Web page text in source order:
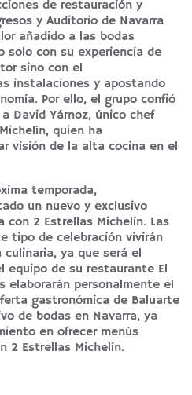
de restauración y
y Auditorio de Navarra
añadido a las bodas
solo con su experiencia de
sino con el
instalaciones y apostando
Por ello, el grupo confió
David Yárnoz, único chef
quien ha
visión de la alta cocina en el
temporada,
un nuevo y exclusivo
con 2 Estrellas Michelín. Las
tipo de celebración vivirán
ya que será el
equipo de su restaurante El
elaborarán personalmente el
gastronómica de Baluarte
de bodas en Navarra, ya
en ofrecer menús
2 Estrellas Michelín.